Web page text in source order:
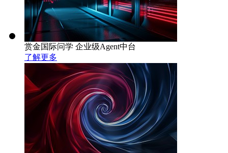
赏金国际问学 企业级Agent中台
了解更多